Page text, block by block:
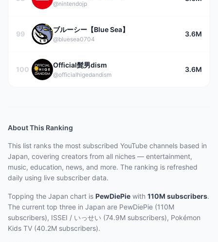
@nintendojp
99
ブルーシー【Blue Sea】
@bluesea0704
3.6M
100
Official髭男dism
@officialhigedandism
3.6M
About This Ranking
This list ranks the most subscribed YouTube channels based in
Japan, covering creators from all niches — entertainment,
music, education, news, and more. The ranking is refreshed
daily using live subscriber data.
Topping the Japan chart is PewDiePie with 110M subscribers.
The current top three in Japan are PewDiePie (110M
subscribers), ISSEI / いっせい (74.9M subscribers), Pokémon
Kids TV (40.2M subscribers).